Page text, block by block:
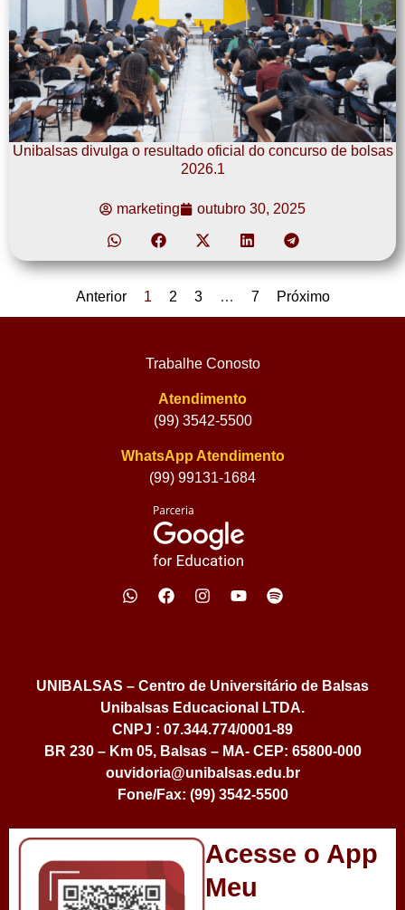
Unibalsas divulga o resultado oficial do concurso de bolsas
2026.1
marketing outubro 30, 2025
Anterior 1 2 3 … 7 Próximo
Trabalhe Conosto
Atendimento
(99) 3542-5500
WhatsApp Atendimento
(99) 99131-1684
UNIBALSAS – Centro de Universitário de Balsas
Unibalsas Educacional LTDA.
CNPJ : 07.344.774/0001-89
BR 230 – Km 05, Balsas – MA- CEP: 65800-000
ouvidoria@unibalsas.edu.br
Fone/Fax: (99) 3542-5500
Acesse o App
Meu